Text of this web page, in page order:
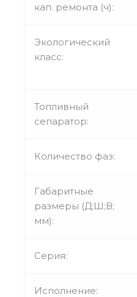
кап. ремонта (ч):
Экологический
класс:
Топливный
сепаратор:
Количество фаз:
Габаритные
размеры (Д;Ш;В;
мм):
Серия:
Исполнение: